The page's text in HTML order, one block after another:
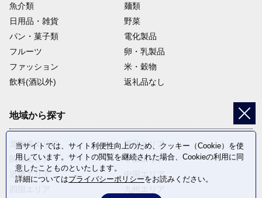
魚介類
麺類
日用品・雑貨
野菜
パン・菓子類
電化製品
フルーツ
卵・乳製品
ファッション
米・穀物
飲料(酒以外)
返礼品なし
地域から探す
北海道エリア
関東エリア
近畿エリア
東北エリア
中部エリア
中国エリア
当サイトでは、サイト利便性向上のため、クッキー（Cookie）を使
用しています。サイトの閲覧を継続された場合、Cookieの利用に同
意したことものといたします。
詳細についてはプライバシーポリシーをお読みください。